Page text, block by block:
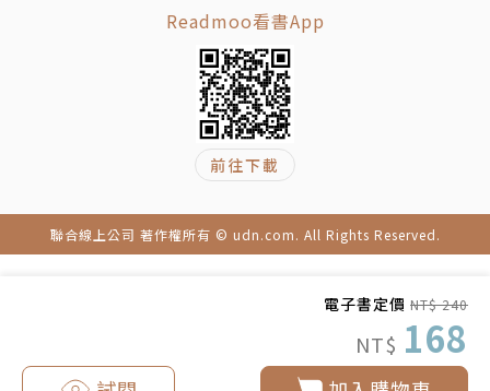
電子書定價 NT$ 240
NT$ 168
一言興邦，一言喪邦
失言最多，莫過於國內政治人物
罄竹難書說出口，賠掉了形象
一時失察說溜口，後果不堪設想
管好嘴巴，說話前三招防範
要如何管理、防範失言、引喻失義或口誤呢？
唸錯字比比皆是，會錯意啼笑皆非
秀出認錯的誠意與悔意，勇於致歉、請罪
存異求同，溝通共識
Readmoo看書App
前往下載
聯合線上公司 著作權所有 © udn.com. All Rights Reserved.